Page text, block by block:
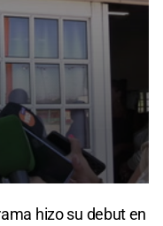
hizo su debut en